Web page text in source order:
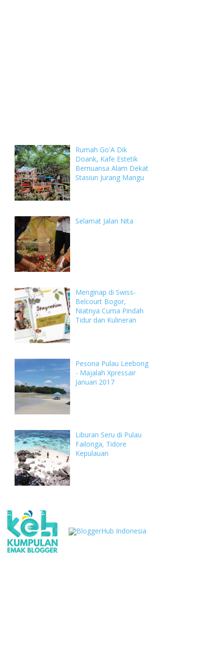
Rumah Go'A Dik
Doank, Kafe Estetik
Bernuansa Alam Dekat
Stasiun Jurang Mangu
Selamat Jalan Nita
Menginap di Swiss-
Belcourt Bogor,
Niatnya Cuma Pindah
Tidur dan Kulineran
Pesona Pulau Leebong
- Majalah Xpressair
Januari 2017
Liburan Seru di Pulau
Failonga, Tidore
Kepulauan